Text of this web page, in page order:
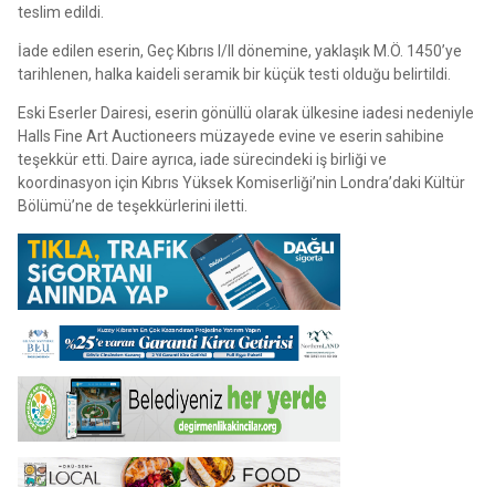
teslim edildi.
İade edilen eserin, Geç Kıbrıs I/II dönemine, yaklaşık M.Ö. 1450’ye
tarihlenen, halka kaideli seramik bir küçük testi olduğu belirtildi.
Eski Eserler Dairesi, eserin gönüllü olarak ülkesine iadesi nedeniyle
Halls Fine Art Auctioneers müzayede evine ve eserin sahibine
teşekkür etti. Daire ayrıca, iade sürecindeki iş birliği ve
koordinasyon için Kıbrıs Yüksek Komiserliği’nin Londra’daki Kültür
Bölümü’ne de teşekkürlerini iletti.